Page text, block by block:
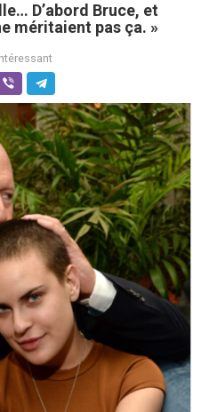
D’abord Bruce, et
méritaient pas ça. »